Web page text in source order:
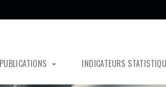
PUBLICATIONS INDICATEURS